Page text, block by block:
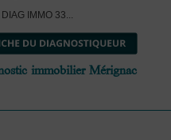
IMMO 33...
immobilier Mérignac